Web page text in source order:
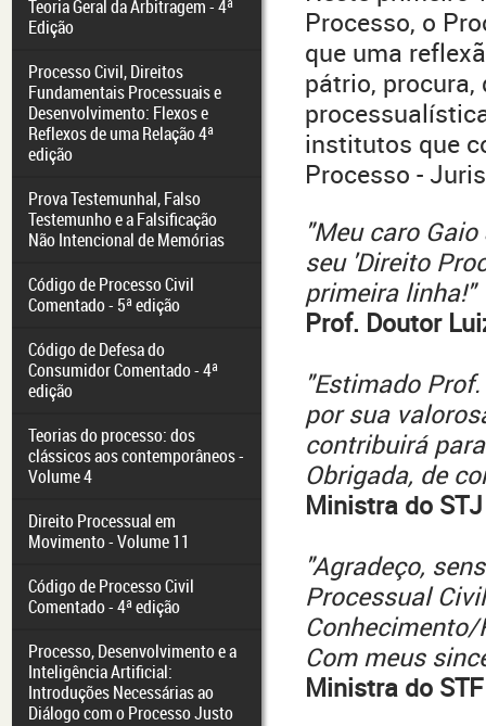
Teoria Geral da Arbitragem - 4ª
Edição
Processo Civil, Direitos
Fundamentais Processuais e
Desenvolvimento: Flexos e
Reflexos de uma Relação 4ª
edição
Prova Testemunhal, Falso
Testemunho e a Falsificação
Não Intencional de Memórias
Código de Processo Civil
Comentado - 5ª edição
Código de Defesa do
Consumidor Comentado - 4ª
edição
Teorias do processo: dos
clássicos aos contemporâneos -
Volume 4
Direito Processual em
Movimento - Volume 11
Código de Processo Civil
Comentado - 4ª edição
Processo, Desenvolvimento e a
Inteligência Artificial:
Introduções Necessárias ao
Diálogo com o Processo Justo
Processo, o
que uma
pátrio,
institutos que
Processo -
"Meu caro
seu 'Direito
primeira linha!"
Prof. Doutor
"Estimado
por sua
contribuirá
Obrigada, de
Ministra do
"Agradeço,
Processual
Com meus
Ministra do